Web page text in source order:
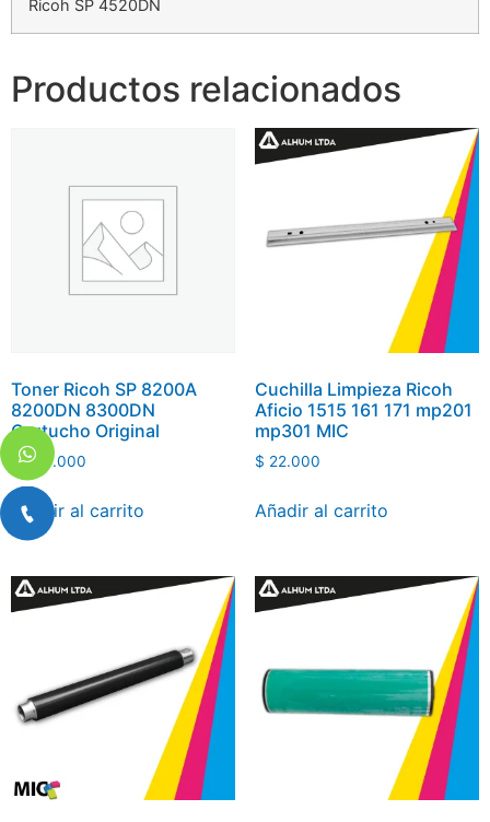
Ricoh SP 4520DN
Productos relacionados
Toner Ricoh SP 8200A
8200DN 8300DN
Cartucho Original
$279.000
Añadir al carrito
Cuchilla Limpieza Ricoh
Aficio 1515 161 171 mp201
mp301 MIC
$ 22.000
Añadir al carrito